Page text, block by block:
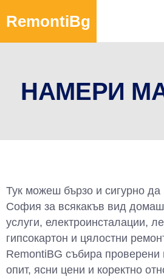
RemontiBg
НАМЕРИ
Тук можеш бързо и сигурно
София за всякакъв вид
услуги, електроинсталации,
гипсокартон и цялостни
RemontiBG събира
опит, ясни цени и коректно